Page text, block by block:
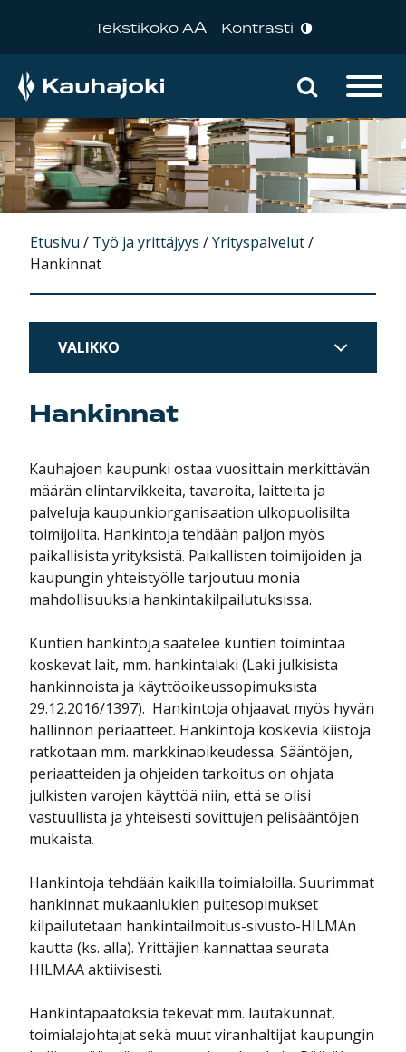
Tekstikoko AA Kontrasti
Päävalikko Hae
Etusivu / Työ ja yrittäjyys /Yrityspalvelut/
Hankinnat
VALIKKO
Hankinnat
Kauhajoen kaupunki ostaa vuosittain merkittävän
määrän elintarvikkeita, tavaroita, laitteita ja
palveluja kaupunkiorganisaation ulkopuolisilta
toimijoilta. Hankintoja tehdään paljon myös
paikallisista yrityksistä. Paikallisten toimijoiden ja
kaupungin yhteistyölle tarjoutuu monia
mahdollisuuksia hankintakilpailutuksissa.
Kuntien hankintoja säätelee kuntien toimintaa
koskevat lait, mm. hankintalaki (Laki julkisista
hankinnoista ja käyttöoikeussopimuksista
29.12.2016/1397). Hankintoja ohjaavat myös hyvän
hallinnon periaatteet. Hankintoja koskevia kiistoja
ratkotaan mm. markkinaoikeudessa. Sääntöjen,
periaatteiden ja ohjeiden tarkoitus on ohjata
julkisten varojen käyttöä niin, että se olisi
vastuullista ja yhteisesti sovittujen pelisääntöjen
mukaista.
Hankintoja tehdään kaikilla toimialoilla. Suurimmat
hankinnat mukaanlukien puitesopimukset
kilpailutetaan hankintailmoitus-sivusto-HILMAn
kautta (ks. alla). Yrittäjien kannattaa seurata
HILMAA aktiivisesti.
Hankintapäätöksiä tekevät mm. lautakunnat,
toimialajohtajat sekä muut viranhaltijat kaupungin